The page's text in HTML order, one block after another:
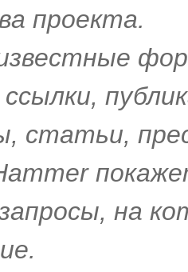
проекта.
статьи,
на